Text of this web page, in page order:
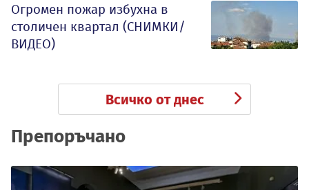
Огромен пожар избухна в
столичен квартал (СНИМКИ/
ВИДЕО)
Всичко от днес
Препоръчано